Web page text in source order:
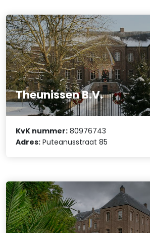
Theunissen B.V.
KvK nummer: 80976743
Adres: Puteanusstraat 85